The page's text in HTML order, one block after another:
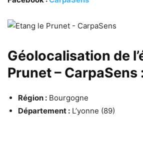
Géolocalisation de
Prunet – CarpaSens
Région : Bourgogne
Département : L’yonne (89)